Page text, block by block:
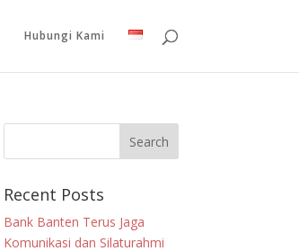
Hubungi Kami
Recent Posts
Bank Banten Terus Jaga
Komunikasi dan Silaturahmi